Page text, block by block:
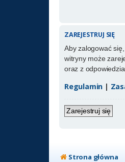
ZAREJESTRUJ SIĘ
Aby zalogować
witryny może
oraz z
Regulamin |
Zarejestruj się
Strona główna